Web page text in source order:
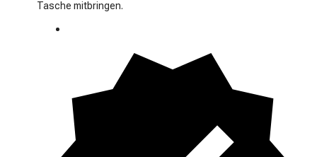
Tasche mitbringen.